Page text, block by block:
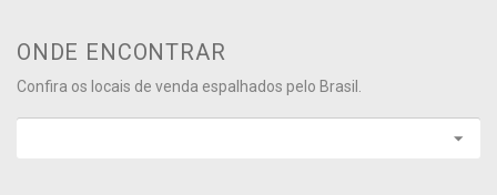
ONDE ENCONTRAR
Confira os locais de venda espalhados pelo Brasil.